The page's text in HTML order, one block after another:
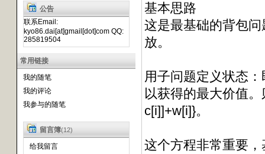
公告
联系Email:
kyo86.dai[at]gmail[dot]com QQ:
285819504
常用链接
我的随笔
我的评论
我参与的随笔
留言簿(12)
给我留言
基本思路
这是最基础的背包
放。
用子问题定义状态
以获得的最大价值
c[i]]+w[i]}。
这个方程非常重要